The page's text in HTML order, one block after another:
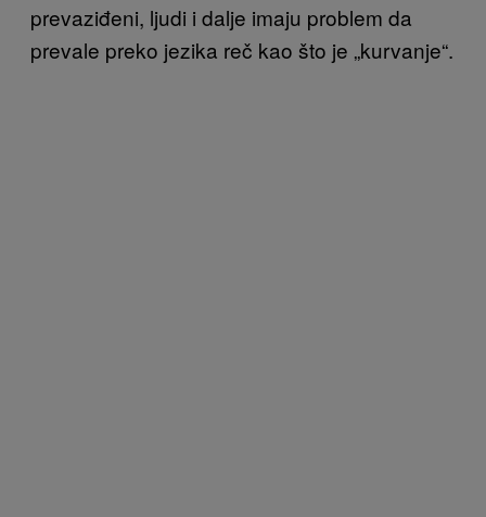
prevaziđeni, ljudi i dalje imaju problem da
prevale preko jezika reč kao što je „kurvanje“.